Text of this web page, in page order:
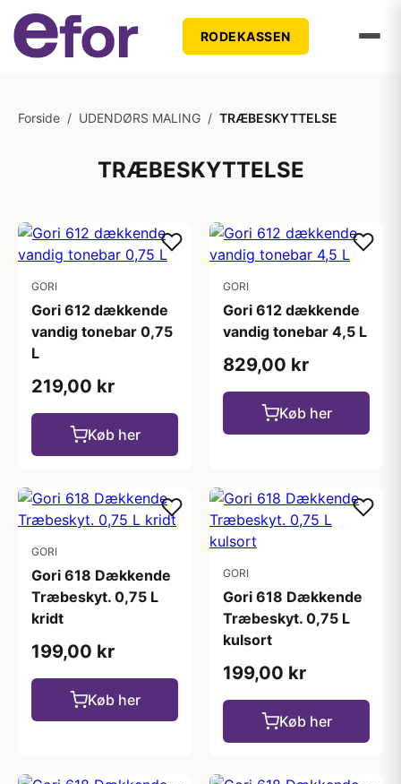
RODEKASSEN
Forside / UDENDØRS MALING / TRÆBESKYTTELSE
TRÆBESKYTTELSE
GORI
Gori 612 dækkende
vandig tonebar 0,75
L
219,00 kr
Køb her
GORI
Gori 612 dækkende
vandig tonebar 4,5 L
829,00 kr
Køb her
GORI
Gori 618 Dækkende
Træbeskyt. 0,75 L
kridt
199,00 kr
Køb her
GORI
Gori 618 Dækkende
Træbeskyt. 0,75 L
kulsort
199,00 kr
Køb her